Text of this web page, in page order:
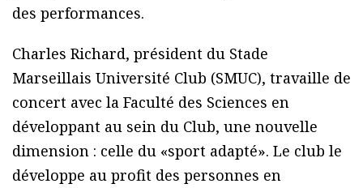
des performances.
Charles Richard, président du Stade
Marseillais Université Club (SMUC), travaille de
concert avec la Faculté des Sciences en
développant au sein du Club, une nouvelle
dimension : celle du «sport adapté». Le club le
développe au profit des personnes en